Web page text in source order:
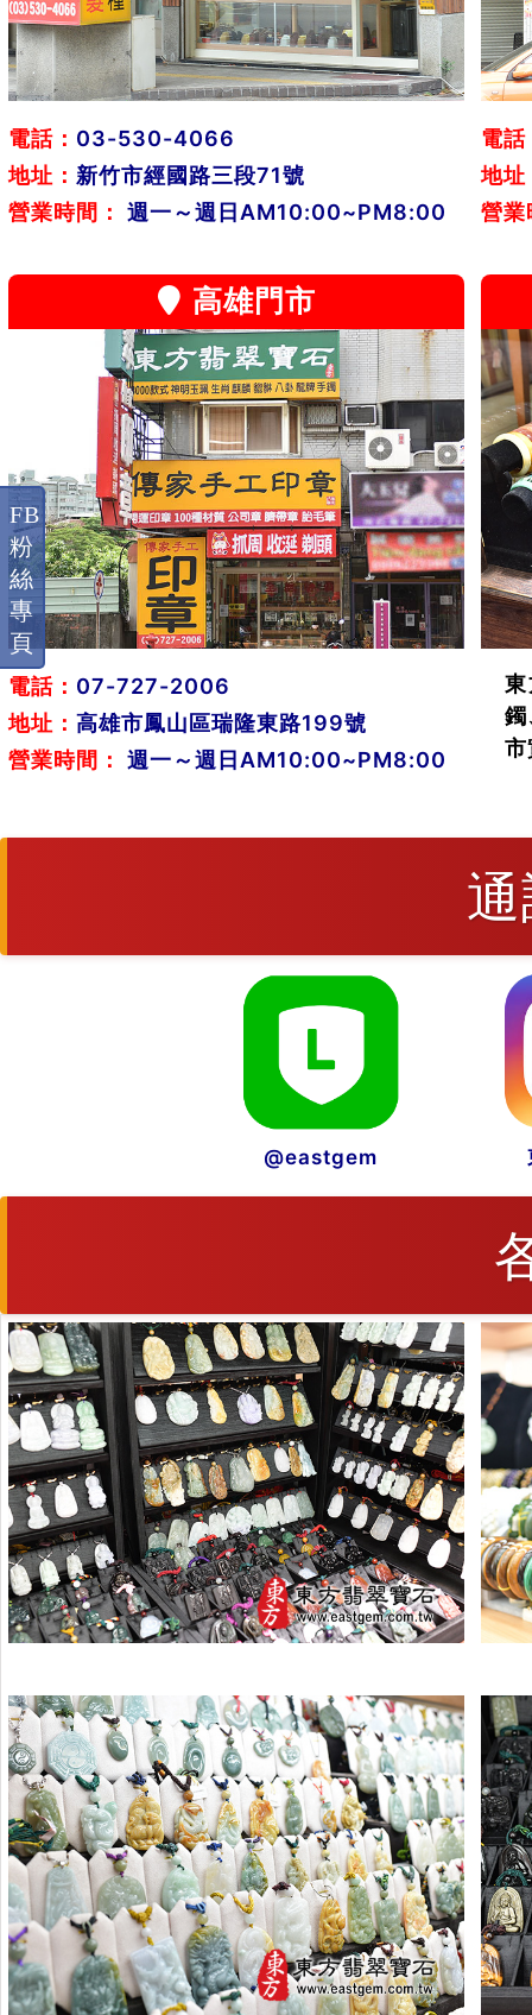
電話： 03-530-4066
地址： 新竹市經國路三段71號
營業時間：
週一～週日AM10:00~PM8:00
電話
地址
營業
高雄門市
電話： 07-727-2006
地址： 高雄市鳳山區瑞隆東路199號
營業時間：
週一～週日AM10:00~PM8:00
鐲
市
@eastgem
FB
粉
絲
專
頁